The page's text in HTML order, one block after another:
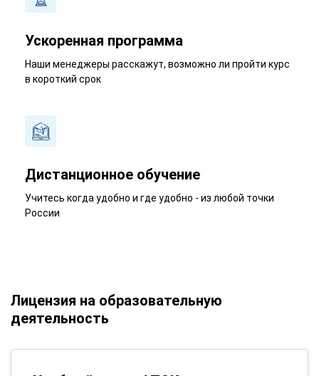
Ускоренная программа
Наши менеджеры расскажут, возможно ли пройти курс
в короткий срок
Дистанционное обучение
Учитесь когда удобно и где удобно - из любой точки
России
Лицензия на образовательную
деятельность